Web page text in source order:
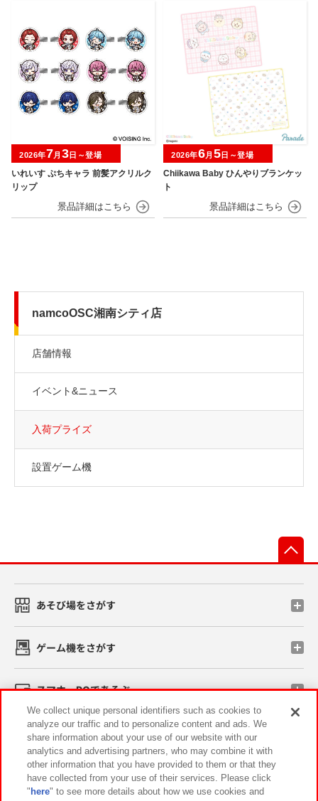
いれいす ぷちキャラ 前髪アクリルク
リップ
2026年7月 3日～登場
Chiikawa Baby ひんやりブランケッ
ト
2026年6月 5日～登場
namcoOSC湘南シティ店
店舗情報
イベント&ニュース
入荷プライズ
設置ゲーム機
あそび場をさがす
ゲーム機をさがす
スマホ・PCであそぶ
イベント・キャンペーン
We collect unique personal identifiers such as cookies to
analyze our traffic and to personalize content and ads. We
share information about your use of our website with our
analytics and advertising partners, who may combine it with
other information that you have provided to them or that they
have collected from your use of their services. Please click
" here" to see more details about how we use cookies and